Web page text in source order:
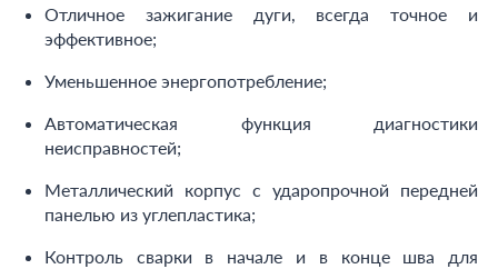
Отличное зажигание дуги, всегда точное и
эффективное;
Уменьшенное энергопотребление;
Автоматическая функция диагностики
неисправностей;
Металлический корпус с ударопрочной передней
панелью из углепластика;
Контроль сварки в начале и в конце шва для